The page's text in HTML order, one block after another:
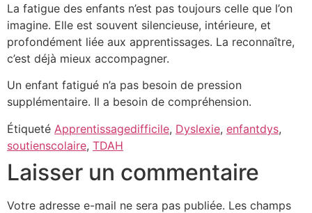
La fatigue des enfants n’est pas toujours celle que l’on
imagine. Elle est souvent silencieuse, intérieure, et
profondément liée aux apprentissages. La reconnaître,
c’est déjà mieux accompagner.
Un enfant fatigué n’a pas besoin de pression
supplémentaire. Il a besoin de compréhension.
Étiqueté Apprentissagedifficile, Dyslexie, enfantdys,
soutienscolaire, TDAH
Laisser un commentaire
Votre adresse e-mail ne sera pas publiée. Les champs